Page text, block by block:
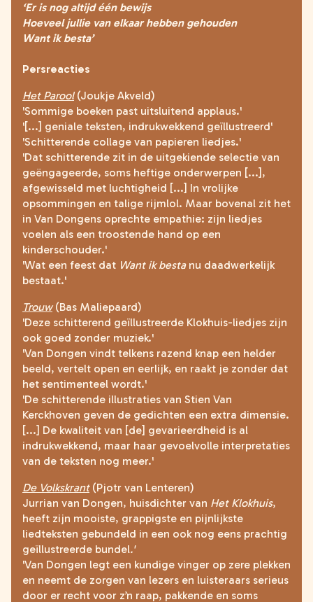
‘Er is nog altijd één bewijs
Hoeveel jullie van elkaar hebben gehouden
Want ik besta’
Persreacties
Het Parool(Joukje Akveld)
'Sommige boeken past uitsluitend applaus.'
'[...] geniale teksten, indrukwekkend geïllustreerd'
'Schitterende collage van papieren liedjes.'
'Dat schitterende zit in de uitgekiende selectie van
geëngageerde, soms heftige onderwerpen [...],
afgewisseld met luchtigheid [...] In vrolijke
opsommingen en talige rijmlol. Maar bovenal zit het
in Van Dongens oprechte empathie: zijn liedjes
voelen als een troostende hand op een
kinderschouder.'
'Wat een feest dat Want ik bestanu daadwerkelijk
bestaat.'
Trouw(Bas Maliepaard)
'Deze schitterend geïllustreerde Klokhuis-liedjes zijn
ook goed zonder muziek.'
'Van Dongen vindt telkens razend knap een helder
beeld, vertelt open en eerlijk, en raakt je zonder dat
het sentimenteel wordt.'
'De schitterende illustraties van Stien Van
Kerckhoven geven de gedichten een extra dimensie.
[...] De kwaliteit van [de] gevarieerdheid is al
indrukwekkend, maar haar gevoelvolle interpretaties
van de teksten nog meer.'
De Volkskrant(Pjotr van Lenteren)
Jurrian van Dongen, huisdichter van Het Klokhuis,
heeft zijn mooiste, grappigste en pijnlijkste
liedteksten gebundeld in een ook nog eens prachtig
geïllustreerde bundel.'
'Van Dongen legt een kundige vinger op zere plekken
en neemt de zorgen van lezers en luisteraars serieus
door er recht voor z’n raap, pakkende en soms